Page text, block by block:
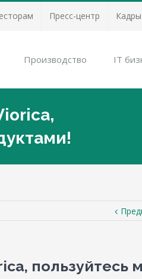
Пресс-центр
Производство IT
пользуйтесь